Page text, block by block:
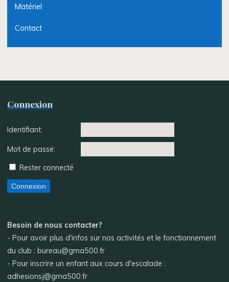
Matériel
Contact
Connexion
Identifiant:
Mot de passe:
Rester connecté
Connexion
Besoin de nous contacter?
- Pour avoir plus d'infos sur nos activités et le fonctionnement
du club : bureau@gma500.fr
- Pour inscrire un enfant aux cours d'escalade :
adhesionsj@gma500.fr